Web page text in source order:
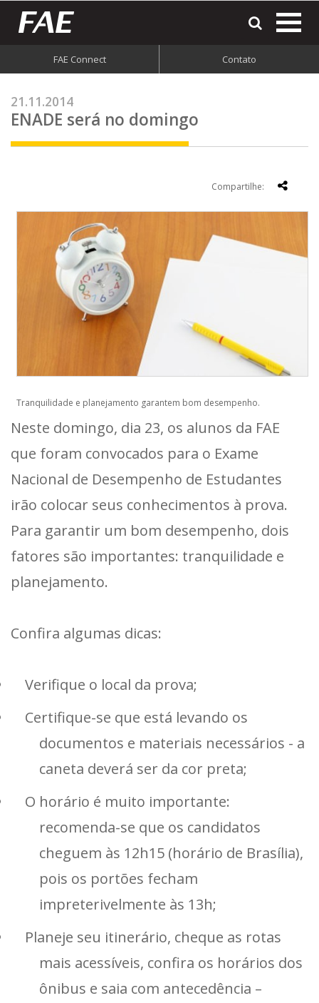
FAE Connect Contato
21.11.2014
ENADE será no domingo
Compartilhe:
Tranquilidade e planejamento garantem bom desempenho.
Neste domingo, dia 23, os alunos da FAE
que foram convocados para o Exame
Nacional de Desempenho de Estudantes
irão colocar seus conhecimentos à prova.
Para garantir um bom desempenho, dois
fatores são importantes: tranquilidade e
planejamento.
Confira algumas dicas:
Verifique o local da prova;
Certifique-se que está levando os
documentos e materiais necessários - a
caneta deverá ser da cor preta;
O horário é muito importante:
recomenda-se que os candidatos
cheguem às 12h15 (horário de Brasília),
pois os portões fecham
impreterivelmente às 13h;
Planeje seu itinerário, cheque as rotas
mais acessíveis, confira os horários dos
ônibus e saia com antecedência –